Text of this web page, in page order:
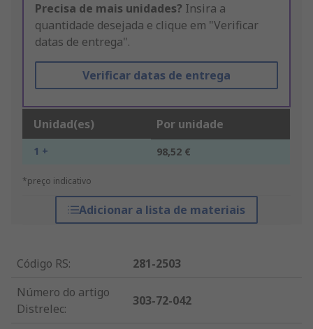
Precisa de mais unidades? Insira a
quantidade desejada e clique em "Verificar
datas de entrega".
Verificar datas de entrega
Unidad(es) Por unidade
1 + 98,52 €
*preço indicativo
Adicionar a lista de materiais
Código RS:
281-2503
Número do artigo
Distrelec:
303-72-042